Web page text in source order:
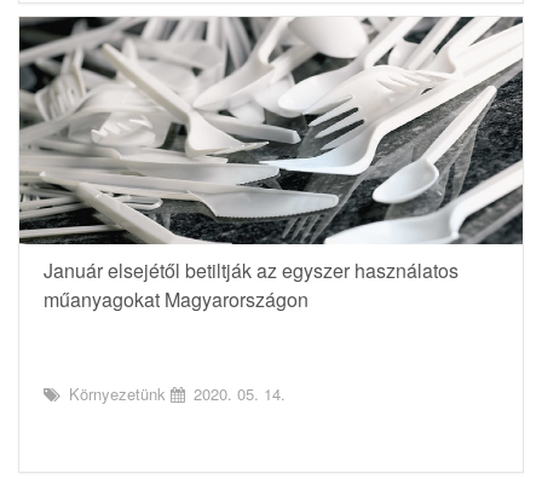
Január elsejétől betiltják az egyszer használatos
műanyagokat Magyarországon
Környezetünk 2020. 05. 14.